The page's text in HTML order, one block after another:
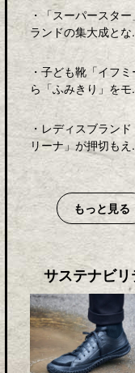
・「スーパースタ
ランドの集大成とな
・ 子ども靴「イフミ
ら「ふみきり」をモ
・ レディスブランド
リーナ」が押切もえ
もっと見る
サステナビリ